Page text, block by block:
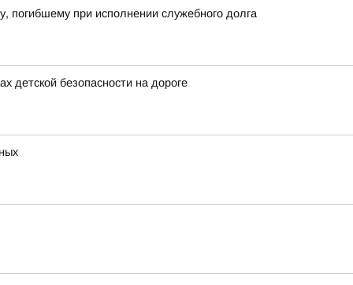
погибшему при исполнении служебного долга
детской безопасности на дороге